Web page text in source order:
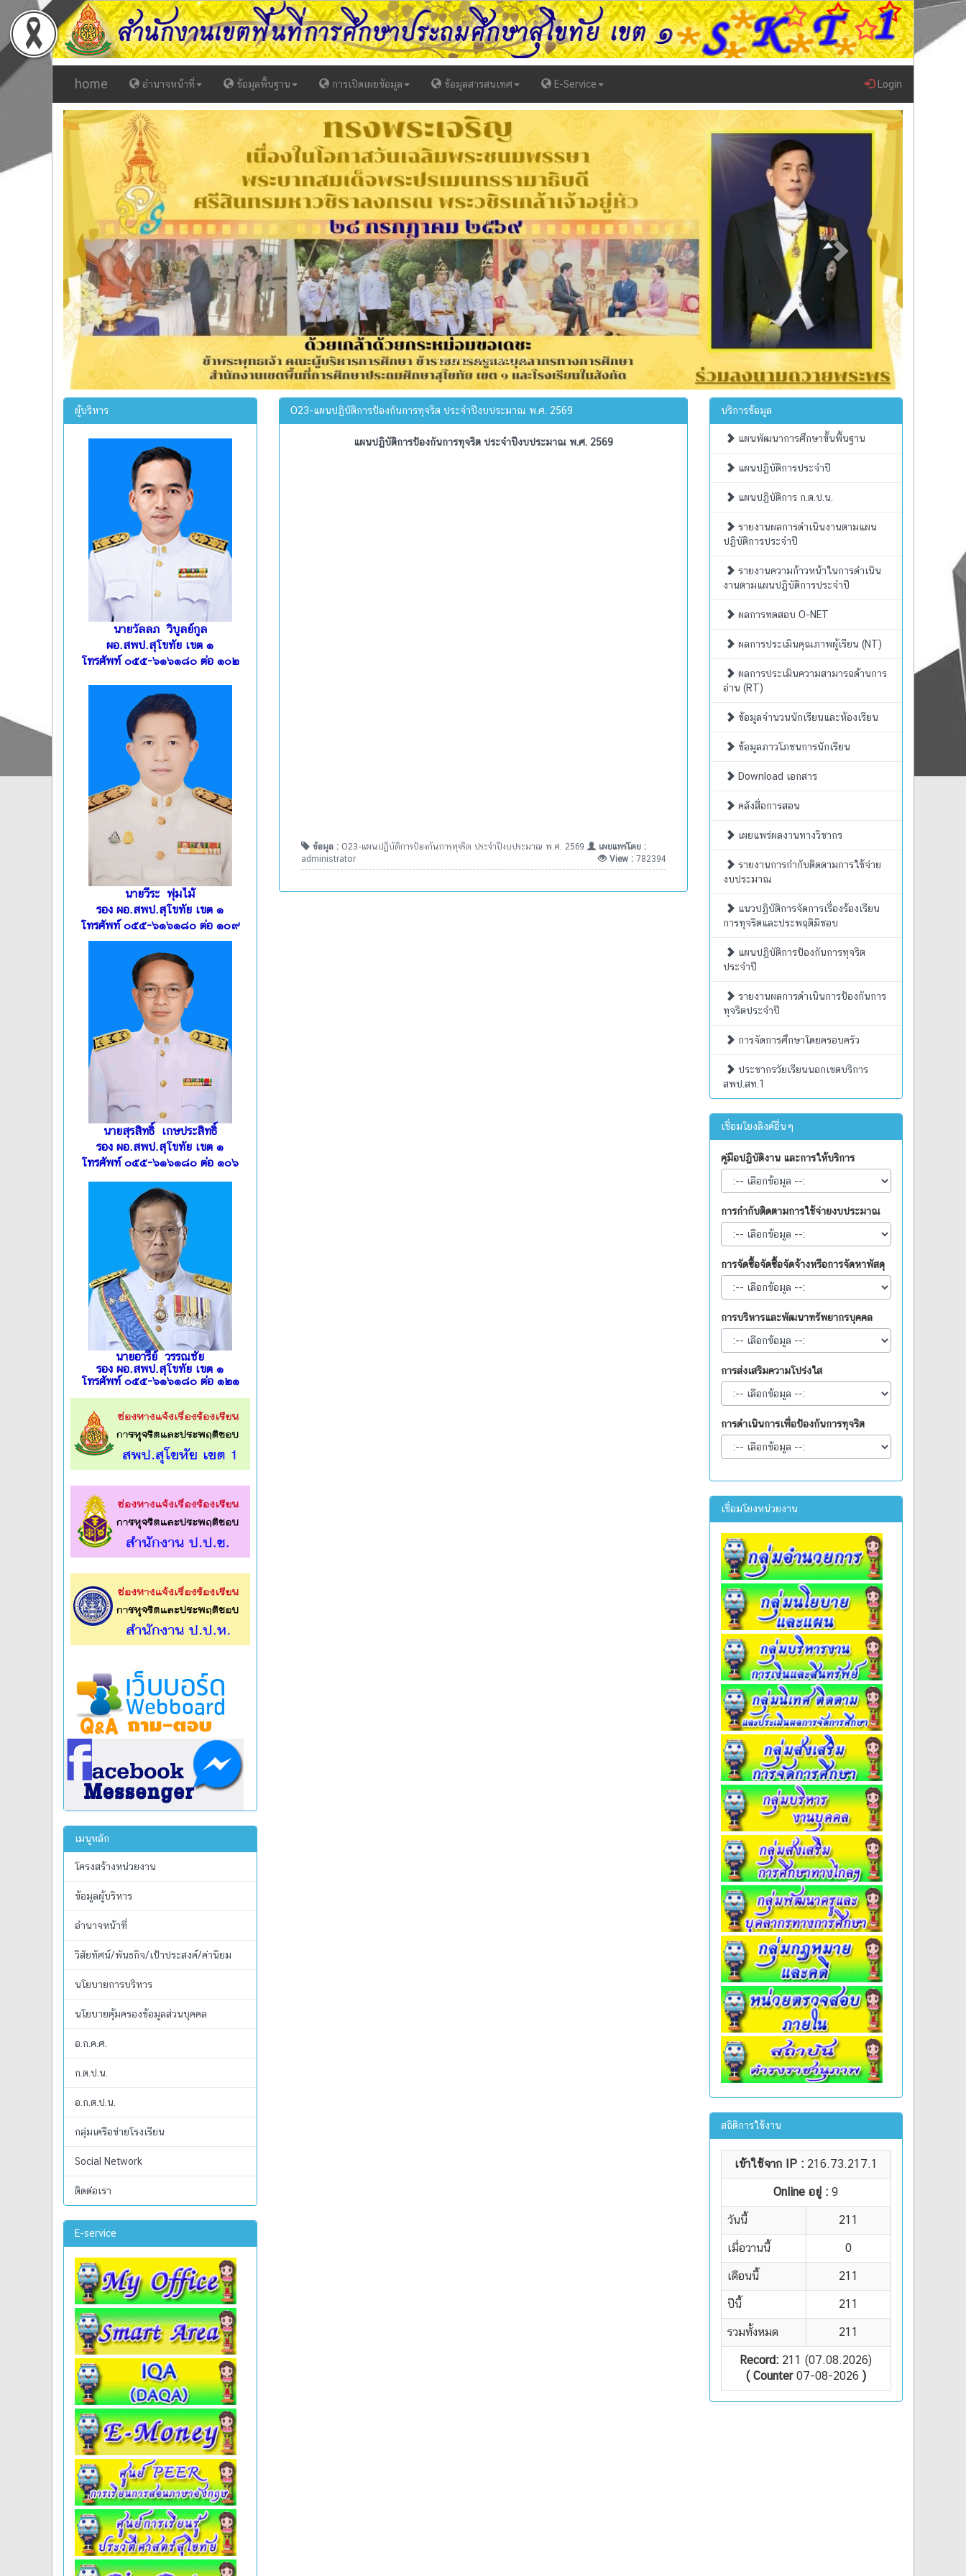
home อำนาจหน้าที่ ข้อมูลพื้นฐาน การเปิดเผยข้อมูล ข้อมูลสารสนเทศ E-Service Login
Previous Next
ผู้บริหาร
นายวัลลภ วิบูลย์กูล
ผอ.สพป.สุโขทัย เขต ๑
โทรศัพท์ ๐๕๕-๖๑๖๑๘๐ ต่อ ๑๐๒
นายวีระ พุ่มไม้
รอง ผอ.สพป.สุโขทัย เขต ๑
โทรศัพท์ ๐๕๕-๖๑๖๑๘๐ ต่อ ๑๐๙
นายสุรสิทธิ์ เกษประสิทธิ์
รอง ผอ.สพป.สุโขทัย เขต ๑
โทรศัพท์ ๐๕๕-๖๑๖๑๘๐ ต่อ ๑๐๖
นายอารีย์ วรรณชัย
รอง ผอ.สพป.สุโขทัย เขต ๑
โทรศัพท์ ๐๕๕-๖๑๖๑๘๐ ต่อ ๑๒๑
เมนูหลัก
โครงสร้างหน่วยงาน
ข้อมูลผู้บริหาร
อำนาจหน้าที่
วิสัยทัศน์/พันธกิจ/เป้าประสงค์/ค่านิยม
นโยบายการบริหาร
นโยบายคุ้มครองข้อมูลส่วนบุคคล
อ.ก.ค.ศ.
ก.ต.ป.น.
อ.ก.ต.ป.น.
กลุ่มเครือข่ายโรงเรียน
Social Network
ติดต่อเรา
E-service
O23-แผนปฏิบัติการป้องกันการทุจริต ประจำปีงบประมาณ พ.ศ. 2569
แผนปฏิบัติการป้องกันการทุจริต ประจำปีงบประมาณ พ.ศ. 2569
ข้อมูล : O23-แผนปฏิบัติการป้องกันการทุจริต ประจำปีงบประมาณ พ.ศ. 2569
เผยแพร่โดย :
administrator
View : 782394
บริการข้อมูล
แผนพัฒนาการศึกษาขั้นพื้นฐาน
แผนปฏิบัติการประจำปี
แผนปฏิบัติการ ก.ต.ป.น.
รายงานผลการดำเนินงานตามแผน
ปฏิบัติการประจำปี
รายงานความก้าวหน้าในการดำเนิน
งานตามแผนปฏิบัติการประจำปี
ผลการทดสอบ O-NET
ผลการประเมินคุณภาพผู้เรียน (NT)
ผลการประเมินความสามารถด้านการ
อ่าน (RT)
ข้อมูลจำนวนนักเรียนและห้องเรียน
ข้อมูลภาวโภชนการนักเรียน
Download เอกสาร
คลังสื่อการสอน
เผยแพร่ผลงานทางวิชากร
รายงานการกำกับติดตามการใช้จ่าย
งบประมาณ
แนวปฏิบัติการจัดการเรื่องร้องเรียน
การทุจริตและประพฤติมิชอบ
แผนปฏิบัติการป้องกันการทุจริต
ประจำปี
รายงานผลการดำเนินการป้องกันการ
ทุจริตประจำปี
การจัดการศึกษาโดยครอบครัว
ประชากรวัยเรียนนอกเขตบริการ
สพป.สท.1
เชื่อมโยงลิงค์อื่นๆ
คู่มือปฏิบัติงาน และการให้บริการ
การกำกับติดตามการใช้จ่ายงบประมาณ
การจัดซื้อจัดซื้อจัดจ้างหรือการจัดหาพัสดุ
การบริหารและพัฒนาทรัพยากรบุคคล
การส่งเสริมความโปร่งใส
การดำเนินการเพื่อป้องกันการทุจริต
เชื่อมโยงหน่วยงาน
สถิติการใช้งาน
เข้าใช้จาก IP : 216.73.217.1
Online อยู่ :9
วันนี้ 211
เมื่อวานนี้ 0
เดือนนี้ 211
ปีนี้ 211
รวมทั้งหมด 211
Record: 211 (07.08.2026)
( Counter07-08-2026 )